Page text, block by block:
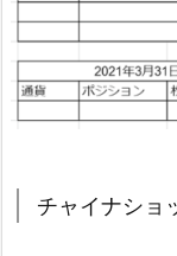
チャイナショ